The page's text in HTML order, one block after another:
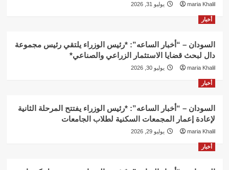
maria Khalil يوليو 31, 2026
أخبار
السودان – “أخبار الساعه”: *رئيس الوزراء يلتقي رئيس مجموعة
دال لبحث قضايا الاستثمار الزراعي والصناعي*
maria Khalil يوليو 30, 2026
أخبار
السودان – “أخبار الساعه”: *رئيس الوزراء يفتتح المرحلة الثانية
لإعادة إعمار المجمعات السكنية لطلاب الجامعات
maria Khalil يوليو 29, 2026
أخبار